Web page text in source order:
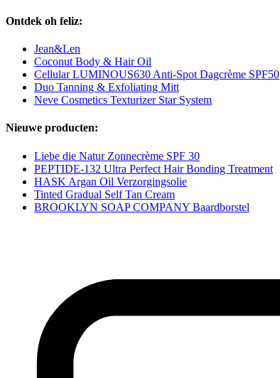
Ontdek oh feliz:
Jean&Len
Coconut Body & Hair Oil
Cellular LUMINOUS630 Anti-Spot Dagcrème SPF50
Duo Tanning & Exfoliating Mitt
Neve Cosmetics Texturizer Star System
Nieuwe producten:
Liebe die Natur Zonnecrème SPF 30
PEPTIDE-132 Ultra Perfect Hair Bonding Treatment
HASK Argan Oil Verzorgingsolie
Tinted Gradual Self Tan Cream
BROOKLYN SOAP COMPANY Baardborstel